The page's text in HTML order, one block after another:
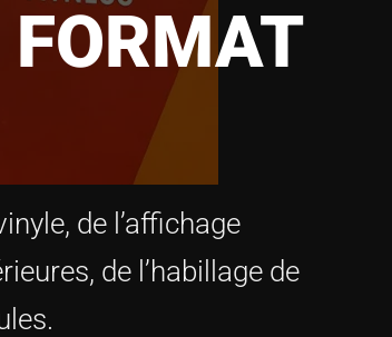
de l’affichage
de l’habillage de